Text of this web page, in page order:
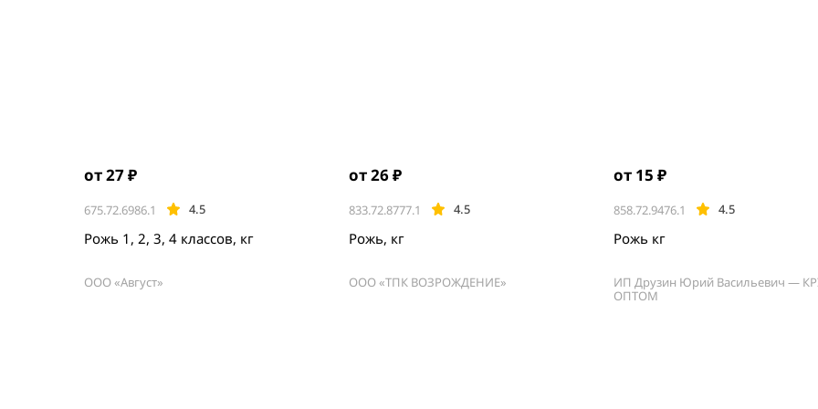
от 27 ₽
675.72.6986.1 4.5
Рожь 1, 2, 3, 4 классов, кг
ООО «Август»
от 26 ₽
833.72.8777.1 4.5
Рожь, кг
ООО «ТПК ВОЗРОЖДЕНИЕ»
от 15 ₽
858.72.9476.1 4.5
Рожь кг
ИП Друзин Юрий Васильевич —
ОПТОМ